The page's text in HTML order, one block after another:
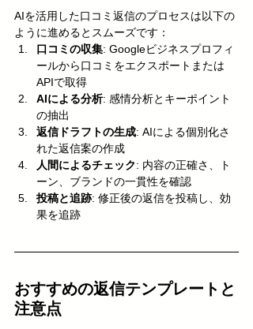
AIを活用した口コミ返信のプロセスは以下の
ように進めるとスムーズです：
口コミの収集: Googleビジネスプロフィ
ールから口コミをエクスポートまたは
APIで取得
AIによる分析: 感情分析とキーポイント
の抽出
返信ドラフトの生成: AIによる個別化さ
れた返信案の作成
人間によるチェック: 内容の正確さ、ト
ーン、ブランドの一貫性を確認
投稿と追跡: 修正後の返信を投稿し、効
果を追跡
おすすめの返信テンプレートと
注意点